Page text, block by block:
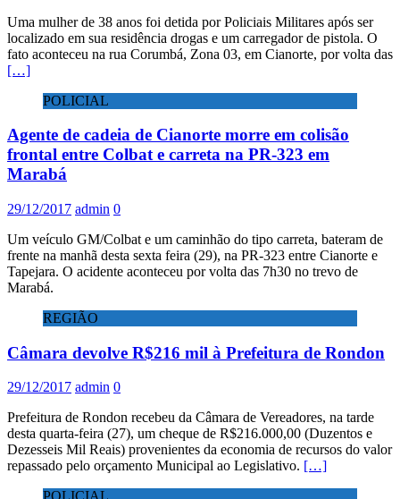
Uma mulher de 38 anos foi detida por Policiais Militares após ser
localizado em sua residência drogas e um carregador de pistola. O
fato aconteceu na rua Corumbá, Zona 03, em Cianorte, por volta das
[…]
POLICIAL
Agente de cadeia de Cianorte morre em colisão
frontal entre Colbat e carreta na PR-323 em
Marabá
29/12/2017 admin 0
Um veículo GM/Colbat e um caminhão do tipo carreta, bateram de
frente na manhã desta sexta feira (29), na PR-323 entre Cianorte e
Tapejara. O acidente aconteceu por volta das 7h30 no trevo de
Marabá.
REGIÃO
Câmara devolve R$216 mil à Prefeitura de Rondon
29/12/2017 admin 0
Prefeitura de Rondon recebeu da Câmara de Vereadores, na tarde
desta quarta-feira (27), um cheque de R$216.000,00 (Duzentos e
Dezesseis Mil Reais) provenientes da economia de recursos do valor
repassado pelo orçamento Municipal ao Legislativo. […]